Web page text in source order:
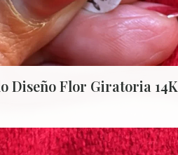
Diseño Flor Giratoria 14K